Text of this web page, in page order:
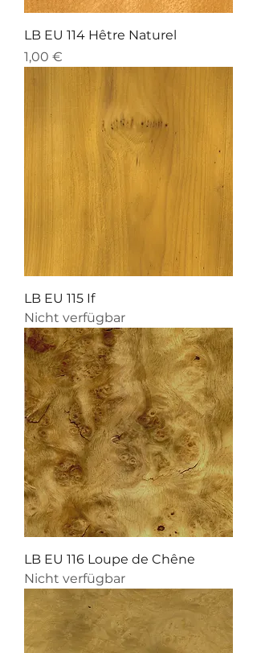
LB EU 114 Hêtre Naturel
Preis
1,00 €
LB EU 115 If
Nicht verfügbar
LB EU 116 Loupe de Chêne
Nicht verfügbar